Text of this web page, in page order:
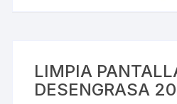
LIMPIA
DESENGRASA